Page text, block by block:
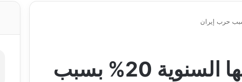
تويوتا تتوقع تراجع أرباحها السنوية 20% بسبب